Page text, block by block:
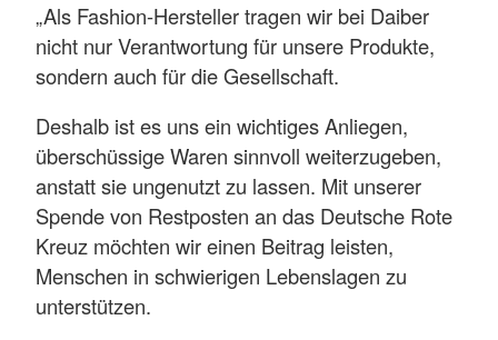
„Als Fashion-Hersteller tragen wir bei Daiber
nicht nur Verantwortung für unsere Produkte,
sondern auch für die Gesellschaft.
Deshalb ist es uns ein wichtiges Anliegen,
überschüssige Waren sinnvoll weiterzugeben,
anstatt sie ungenutzt zu lassen. Mit unserer
Spende von Restposten an das Deutsche Rote
Kreuz möchten wir einen Beitrag leisten,
Menschen in schwierigen Lebenslagen zu
unterstützen.